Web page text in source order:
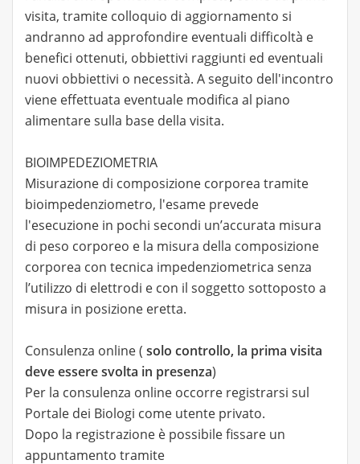
visita, tramite colloquio di aggiornamento si
andranno ad approfondire eventuali difficoltà e
benefici ottenuti, obbiettivi raggiunti ed eventuali
nuovi obbiettivi o necessità. A seguito dell'incontro
viene effettuata eventuale modifica al piano
alimentare sulla base della visita.
BIOIMPEDEZIOMETRIA
Misurazione di composizione corporea tramite
bioimpedenziometro, l'esame prevede
l'esecuzione in pochi secondi un’accurata misura
di peso corporeo e la misura della composizione
corporea con tecnica impedenziometrica senza
l’utilizzo di elettrodi e con il soggetto sottoposto a
misura in posizione eretta.
Consulenza online ( solo controllo, la prima visita
deve essere svolta in presenza)
Per la consulenza online occorre registrarsi sul
Portale dei Biologi come utente privato.
Dopo la registrazione è possibile fissare un
appuntamento tramite